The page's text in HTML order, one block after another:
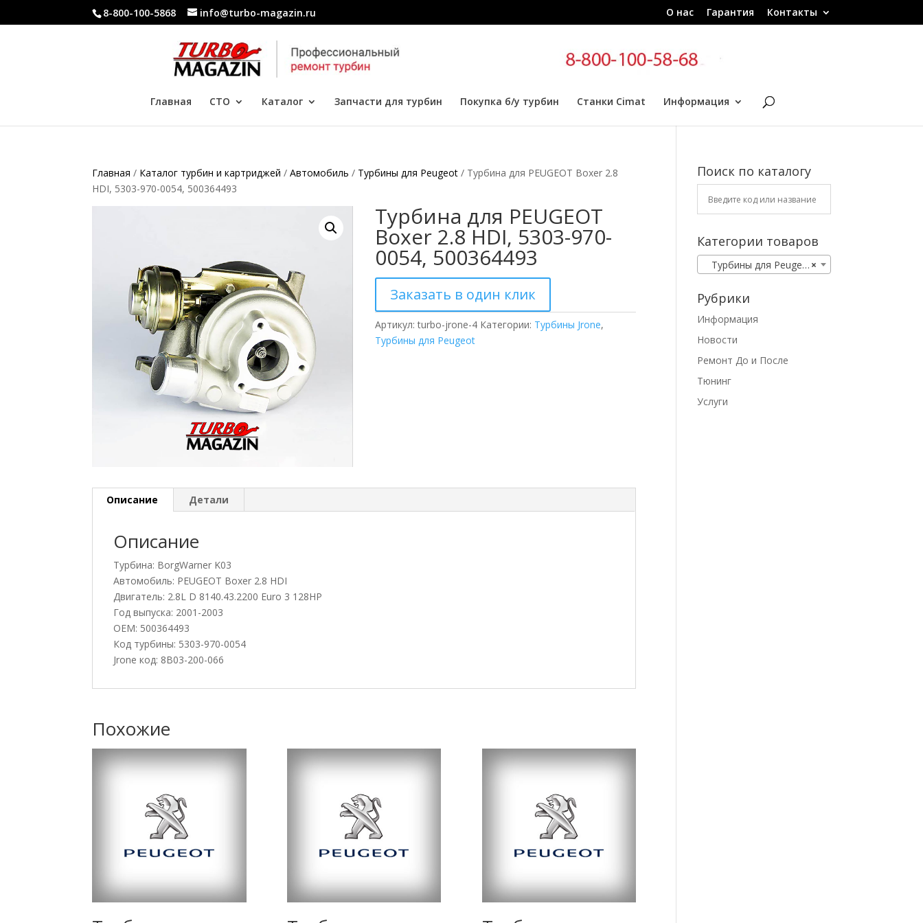
8-800-100-5868 info@turbo-magazin.ru О нас Гарантия Контакты
Главная СТО Каталог Запчасти для турбин Покупка б/у турбин Станки Cimat Информация
Главная / Каталог турбин и картриджей /Автомобиль / Турбины для Peugeot / Турбина для PEUGEOT Boxer 2.8
HDI, 5303-970-0054, 500364493
Турбина для PEUGEOT
Boxer 2.8 HDI, 5303-970-
0054, 500364493
Заказать в один клик
Артикул:turbo-jrone-4 Категории: Турбины Jrone,
Турбины для Peugeot
Описание Детали
Описание
Турбина: BorgWarner K03
Автомобиль: PEUGEOT Boxer 2.8 HDI
Двигатель: 2.8L D 8140.43.2200 Euro 3 128HP
Год выпуска: 2001-2003
OEM: 500364493
Код турбины: 5303-970-0054
Jrone код: 8B03-200-066
Похожие
Поиск по каталогу
Категории товаров
×
Турбины для Peugeot
Рубрики
Информация
Новости
Ремонт До и После
Тюнинг
Услуги